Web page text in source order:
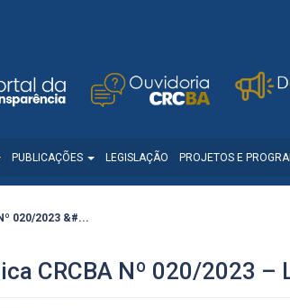
PUBLICAÇÕES LEGISLAÇÃO PROJETOS E
020/2023 &#...
CRCBA Nº 020/2023 –